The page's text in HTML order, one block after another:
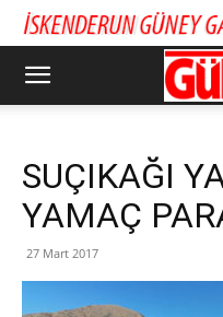
SUÇIKAĞI
YAMAÇ
27 Mart 2017